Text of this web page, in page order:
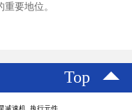
要地位。
Top